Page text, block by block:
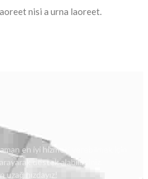
nisi a urna laoreet.
en iyi hizmeti verebilmek için
destek alabilirsiniz.